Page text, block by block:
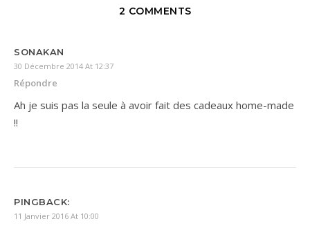
2 COMMENTS
SONAKAN
30 Décembre 2014 At 12:37
Répondre
Ah je suis pas la seule à avoir fait des cadeaux home-made
!!
PINGBACK:
11 Janvier 2016 At 10:00